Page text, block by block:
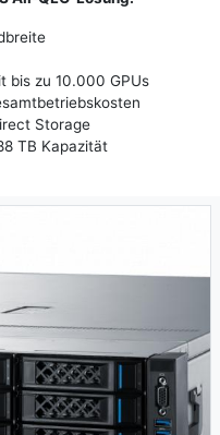
bis zu 10.000 GPUs
Storage
TB Kapazität